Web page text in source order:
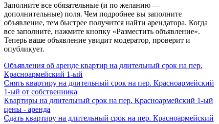
Заполните все обязательные (и по желанию —
дополнительные) поля. Чем подробнее вы заполните
объявление, тем быстрее получится найти арендатора. Когда
все заполните, нажмите кнопку «Разместить объявление».
Теперь ваше объявление увидит модератор, проверит и
опубликует.
Объявления об аренде квартир на длительный срок на пер.
Красноармейский 1-ый
Снять квартиру на длительный срок на пер. Красноармейский
1-ый от собственника
Квартиры на длительный срок на пер. Красноармейский 1-ый
цены - аренда
Сдать квартиру на длительный срок на пер. Красноармейский